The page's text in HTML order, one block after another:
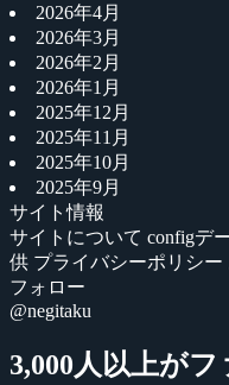
2026年4月
2026年3月
2026年2月
2026年1月
2025年12月
2025年11月
2025年10月
2025年9月
サイト情報
サイトについて configデ
供 プライバシーポリシー
フォロー
@negitaku
3,000人以上が